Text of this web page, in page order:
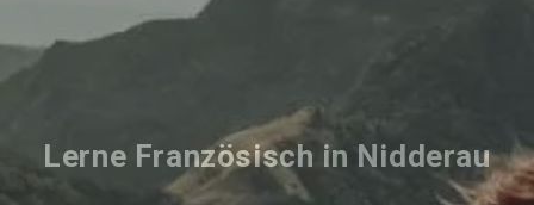
Lerne Französisch in Nidderau